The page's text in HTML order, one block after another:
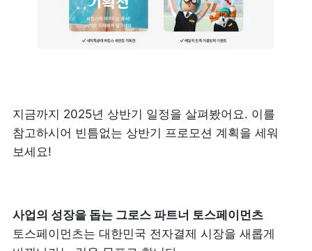
지금까지 2025년 상반기 일정을 살펴봤어요. 이를
참고하시어 빈틈없는 상반기 프로모션 계획을 세워
보세요!
사업의 성장을 돕는 그로스 파트너 토스페이먼츠
토스페이먼츠는 대한민국 전자결제 시장을 새롭게